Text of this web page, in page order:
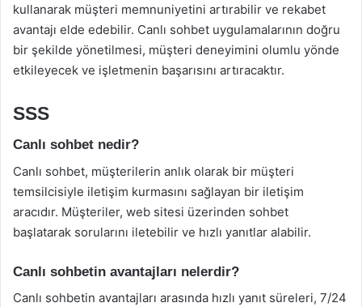
kullanarak müşteri memnuniyetini artırabilir ve rekabet
avantajı elde edebilir. Canlı sohbet uygulamalarının doğru
bir şekilde yönetilmesi, müşteri deneyimini olumlu yönde
etkileyecek ve işletmenin başarısını artıracaktır.
SSS
Canlı sohbet nedir?
Canlı sohbet, müşterilerin anlık olarak bir müşteri
temsilcisiyle iletişim kurmasını sağlayan bir iletişim
aracıdır. Müşteriler, web sitesi üzerinden sohbet
başlatarak sorularını iletebilir ve hızlı yanıtlar alabilir.
Canlı sohbetin avantajları nelerdir?
Canlı sohbetin avantajları arasında hızlı yanıt süreleri, 7/24